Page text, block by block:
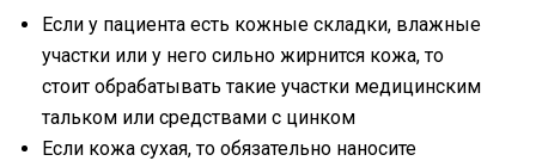
Если у пациента есть кожные складки, влажные
участки или у него сильно жирнится кожа, то
стоит обрабатывать такие участки медицинским
тальком или средствами с цинком
Если кожа сухая, то обязательно наносите